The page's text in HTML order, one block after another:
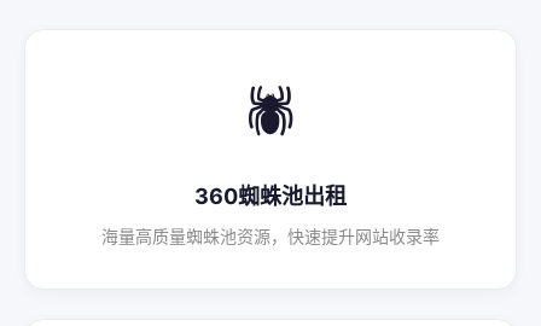
🕷️
360蜘蛛池出租
海量高质量蜘蛛池资源，快速提升网站收录率